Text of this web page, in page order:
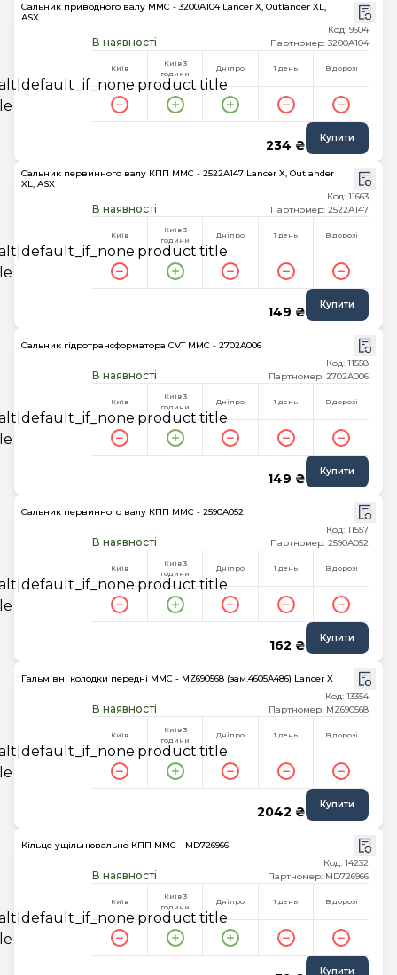
Сальник приводного валу MMC - 3200A104 Lancer X, Outlander XL,
ASX
В наявності
Код: 9604
Партномер: 3200A104
Київ
Київ 3
години
Дніпро 1 день В дорозі
234 ₴ Купити
Сальник первинного валу КПП MMC - 2522A147 Lancer X, Outlander
XL, ASX
В наявності
Код: 11663
Партномер: 2522A147
Київ
Київ 3
години
Дніпро 1 день В дорозі
149 ₴ Купити
Сальник гідротрансформатора CVT MMC - 2702A006
В наявності
Код: 11558
Партномер: 2702A006
Київ
Київ 3
години
Дніпро 1 день В дорозі
149 ₴ Купити
Сальник первинного валу КПП MMC - 2590A052
В наявності
Код: 11557
Партномер: 2590A052
Київ
Київ 3
години
Дніпро 1 день В дорозі
162 ₴ Купити
Гальмівні колодки передні MMC - MZ690568 (зам.4605A486) Lancer X
В наявності
Код: 13354
Партномер: MZ690568
Київ
Київ 3
години
Дніпро 1 день В дорозі
2042 ₴ Купити
Кільце ущільнювальне КПП MMC - MD726966
В наявності
Код: 14232
Партномер: MD726966
Київ
Київ 3
години
Дніпро 1 день В дорозі
Купити